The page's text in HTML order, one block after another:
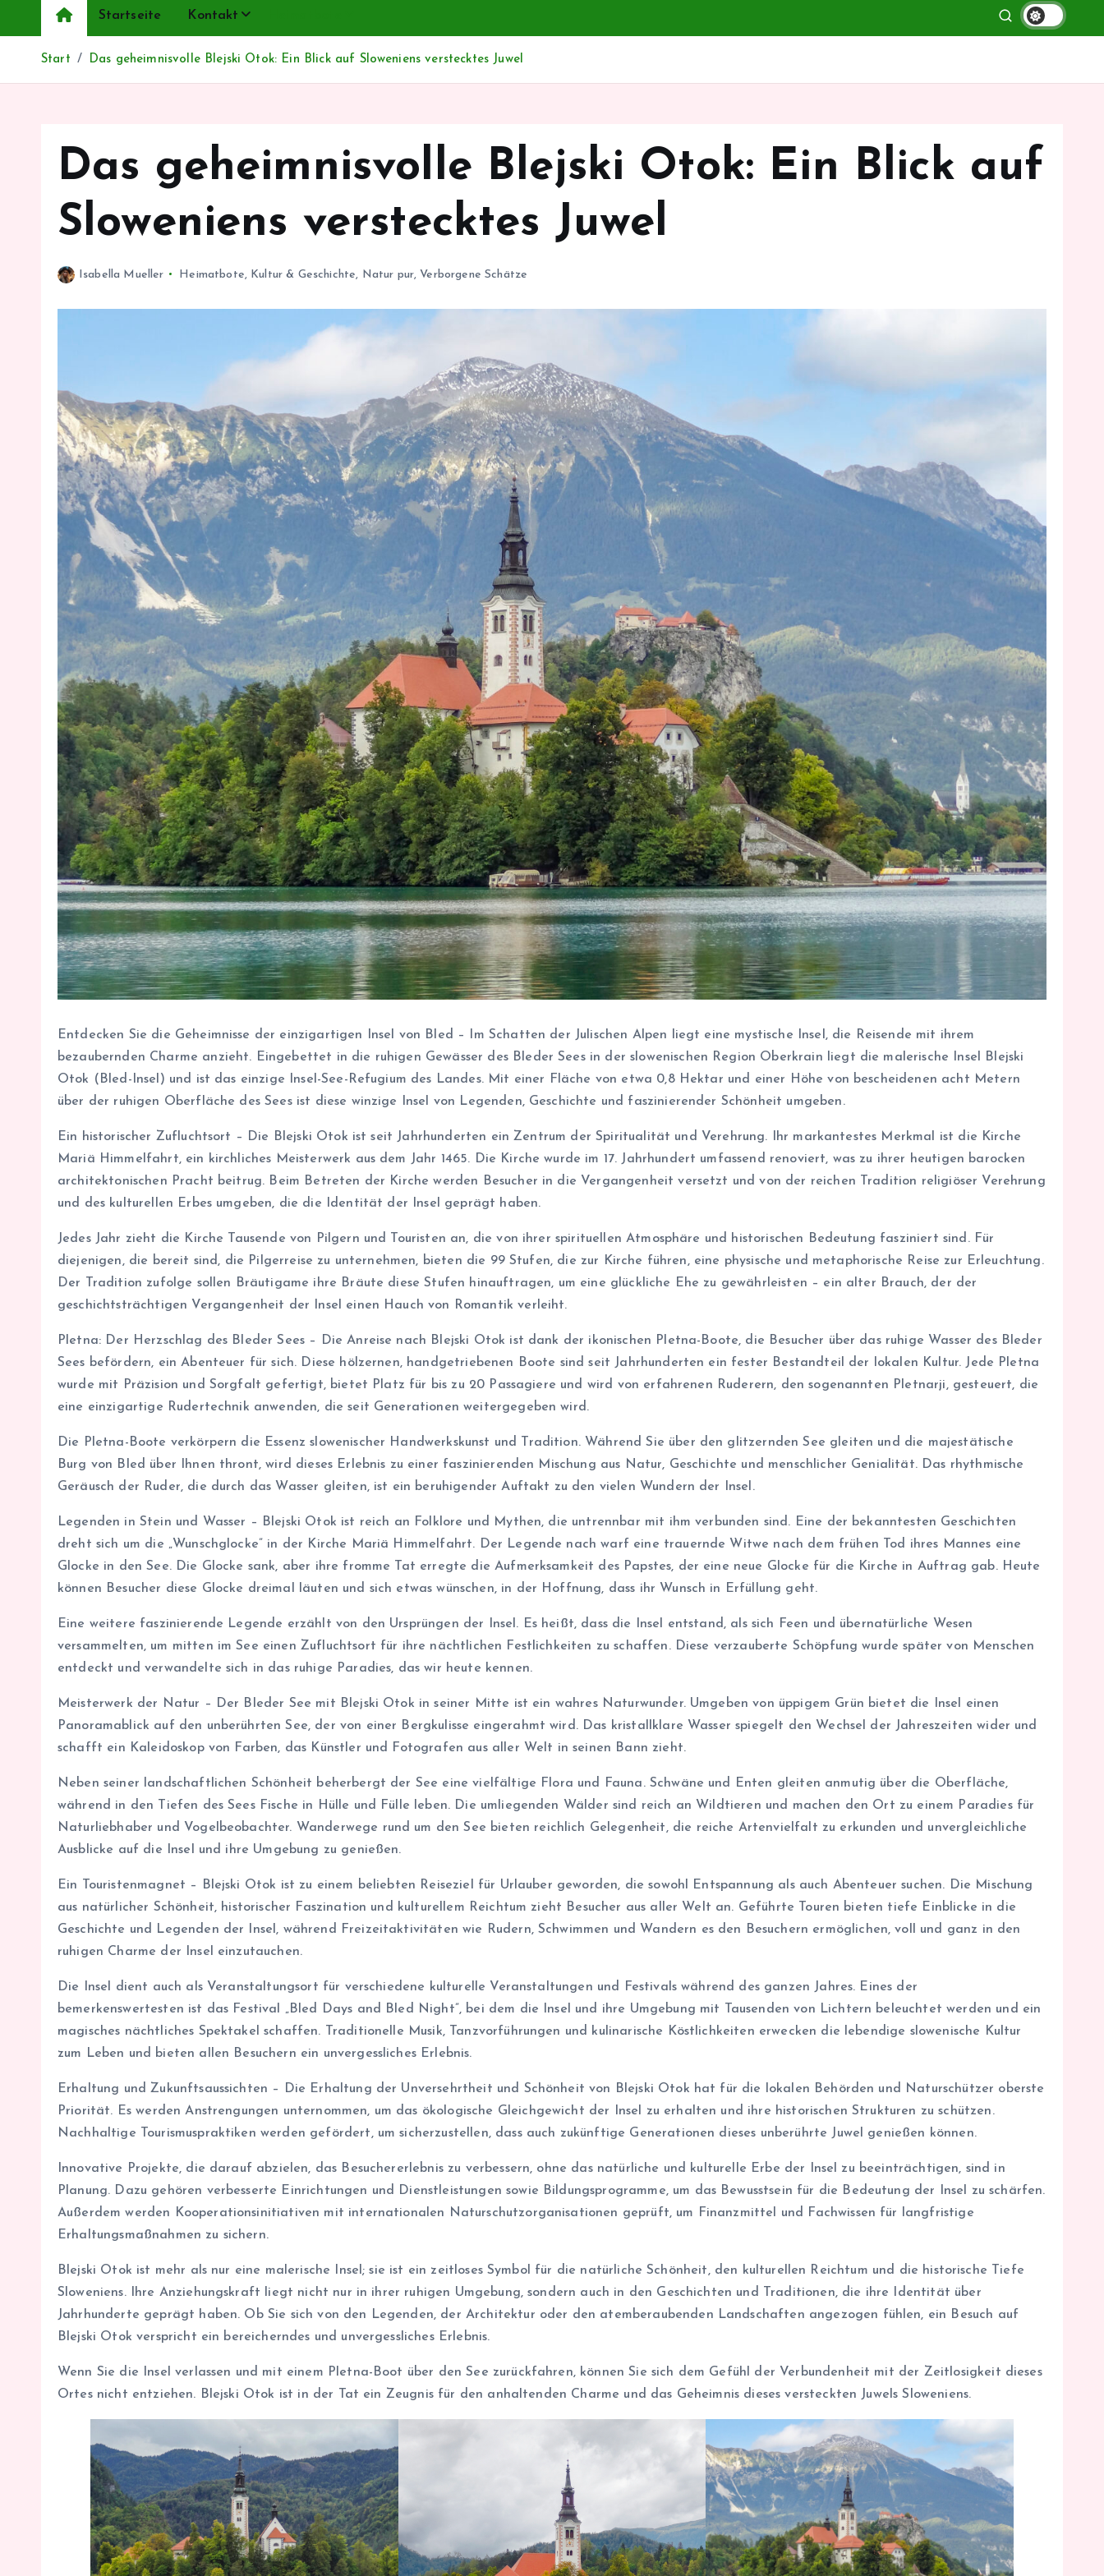
Startseite Kontakt
Start Das geheimnisvolle Blejski Otok: Ein Blick auf Sloweniens verstecktes Juwel
Das geheimnisvolle Blejski Otok: Ein Blick auf
Sloweniens verstecktes Juwel
Isabella Mueller Heimatbote, Kultur & Geschichte, Natur pur,Verborgene Schätze
Entdecken Sie die Geheimnisse der einzigartigen Insel von Bled – Im Schatten der Julischen Alpen liegt eine mystische Insel, die Reisende mit ihrem
bezaubernden Charme anzieht. Eingebettet in die ruhigen Gewässer des Bleder Sees in der slowenischen Region Oberkrain liegt die malerische Insel Blejski
Otok (Bled-Insel) und ist das einzige Insel-See-Refugium des Landes. Mit einer Fläche von etwa 0,8 Hektar und einer Höhe von bescheidenen acht Metern
über der ruhigen Oberfläche des Sees ist diese winzige Insel von Legenden, Geschichte und faszinierender Schönheit umgeben.
Ein historischer Zufluchtsort – Die Blejski Otok ist seit Jahrhunderten ein Zentrum der Spiritualität und Verehrung. Ihr markantestes Merkmal ist die Kirche
Mariä Himmelfahrt, ein kirchliches Meisterwerk aus dem Jahr 1465. Die Kirche wurde im 17. Jahrhundert umfassend renoviert, was zu ihrer heutigen barocken
architektonischen Pracht beitrug. Beim Betreten der Kirche werden Besucher in die Vergangenheit versetzt und von der reichen Tradition religiöser Verehrung
und des kulturellen Erbes umgeben, die die Identität der Insel geprägt haben.
Jedes Jahr zieht die Kirche Tausende von Pilgern und Touristen an, die von ihrer spirituellen Atmosphäre und historischen Bedeutung fasziniert sind. Für
diejenigen, die bereit sind, die Pilgerreise zu unternehmen, bieten die 99 Stufen, die zur Kirche führen, eine physische und metaphorische Reise zur Erleuchtung.
Der Tradition zufolge sollen Bräutigame ihre Bräute diese Stufen hinauftragen, um eine glückliche Ehe zu gewährleisten – ein alter Brauch, der der
geschichtsträchtigen Vergangenheit der Insel einen Hauch von Romantik verleiht.
Pletna: Der Herzschlag des Bleder Sees – Die Anreise nach Blejski Otok ist dank der ikonischen Pletna-Boote, die Besucher über das ruhige Wasser des Bleder
Sees befördern, ein Abenteuer für sich. Diese hölzernen, handgetriebenen Boote sind seit Jahrhunderten ein fester Bestandteil der lokalen Kultur. Jede Pletna
wurde mit Präzision und Sorgfalt gefertigt, bietet Platz für bis zu 20 Passagiere und wird von erfahrenen Ruderern, den sogenannten Pletnarji, gesteuert, die
eine einzigartige Rudertechnik anwenden, die seit Generationen weitergegeben wird.
Die Pletna-Boote verkörpern die Essenz slowenischer Handwerkskunst und Tradition. Während Sie über den glitzernden See gleiten und die majestätische
Burg von Bled über Ihnen thront, wird dieses Erlebnis zu einer faszinierenden Mischung aus Natur, Geschichte und menschlicher Genialität. Das rhythmische
Geräusch der Ruder, die durch das Wasser gleiten, ist ein beruhigender Auftakt zu den vielen Wundern der Insel.
Legenden in Stein und Wasser – Blejski Otok ist reich an Folklore und Mythen, die untrennbar mit ihm verbunden sind. Eine der bekanntesten Geschichten
dreht sich um die „Wunschglocke” in der Kirche Mariä Himmelfahrt. Der Legende nach warf eine trauernde Witwe nach dem frühen Tod ihres Mannes eine
Glocke in den See. Die Glocke sank, aber ihre fromme Tat erregte die Aufmerksamkeit des Papstes, der eine neue Glocke für die Kirche in Auftrag gab. Heute
können Besucher diese Glocke dreimal läuten und sich etwas wünschen, in der Hoffnung, dass ihr Wunsch in Erfüllung geht.
Eine weitere faszinierende Legende erzählt von den Ursprüngen der Insel. Es heißt, dass die Insel entstand, als sich Feen und übernatürliche Wesen
versammelten, um mitten im See einen Zufluchtsort für ihre nächtlichen Festlichkeiten zu schaffen. Diese verzauberte Schöpfung wurde später von Menschen
entdeckt und verwandelte sich in das ruhige Paradies, das wir heute kennen.
Meisterwerk der Natur – Der Bleder See mit Blejski Otok in seiner Mitte ist ein wahres Naturwunder. Umgeben von üppigem Grün bietet die Insel einen
Panoramablick auf den unberührten See, der von einer Bergkulisse eingerahmt wird. Das kristallklare Wasser spiegelt den Wechsel der Jahreszeiten wider und
schafft ein Kaleidoskop von Farben, das Künstler und Fotografen aus aller Welt in seinen Bann zieht.
Neben seiner landschaftlichen Schönheit beherbergt der See eine vielfältige Flora und Fauna. Schwäne und Enten gleiten anmutig über die Oberfläche,
während in den Tiefen des Sees Fische in Hülle und Fülle leben. Die umliegenden Wälder sind reich an Wildtieren und machen den Ort zu einem Paradies für
Naturliebhaber und Vogelbeobachter. Wanderwege rund um den See bieten reichlich Gelegenheit, die reiche Artenvielfalt zu erkunden und unvergleichliche
Ausblicke auf die Insel und ihre Umgebung zu genießen.
Ein Touristenmagnet – Blejski Otok ist zu einem beliebten Reiseziel für Urlauber geworden, die sowohl Entspannung als auch Abenteuer suchen. Die Mischung
aus natürlicher Schönheit, historischer Faszination und kulturellem Reichtum zieht Besucher aus aller Welt an. Geführte Touren bieten tiefe Einblicke in die
Geschichte und Legenden der Insel, während Freizeitaktivitäten wie Rudern, Schwimmen und Wandern es den Besuchern ermöglichen, voll und ganz in den
ruhigen Charme der Insel einzutauchen.
Die Insel dient auch als Veranstaltungsort für verschiedene kulturelle Veranstaltungen und Festivals während des ganzen Jahres. Eines der
bemerkenswertesten ist das Festival „Bled Days and Bled Night”, bei dem die Insel und ihre Umgebung mit Tausenden von Lichtern beleuchtet werden und ein
magisches nächtliches Spektakel schaffen. Traditionelle Musik, Tanzvorführungen und kulinarische Köstlichkeiten erwecken die lebendige slowenische Kultur
zum Leben und bieten allen Besuchern ein unvergessliches Erlebnis.
Erhaltung und Zukunftsaussichten – Die Erhaltung der Unversehrtheit und Schönheit von Blejski Otok hat für die lokalen Behörden und Naturschützer oberste
Priorität. Es werden Anstrengungen unternommen, um das ökologische Gleichgewicht der Insel zu erhalten und ihre historischen Strukturen zu schützen.
Nachhaltige Tourismuspraktiken werden gefördert, um sicherzustellen, dass auch zukünftige Generationen dieses unberührte Juwel genießen können.
Innovative Projekte, die darauf abzielen, das Besuchererlebnis zu verbessern, ohne das natürliche und kulturelle Erbe der Insel zu beeinträchtigen, sind in
Planung. Dazu gehören verbesserte Einrichtungen und Dienstleistungen sowie Bildungsprogramme, um das Bewusstsein für die Bedeutung der Insel zu schärfen.
Außerdem werden Kooperationsinitiativen mit internationalen Naturschutzorganisationen geprüft, um Finanzmittel und Fachwissen für langfristige
Erhaltungsmaßnahmen zu sichern.
Blejski Otok ist mehr als nur eine malerische Insel; sie ist ein zeitloses Symbol für die natürliche Schönheit, den kulturellen Reichtum und die historische Tiefe
Sloweniens. Ihre Anziehungskraft liegt nicht nur in ihrer ruhigen Umgebung, sondern auch in den Geschichten und Traditionen, die ihre Identität über
Jahrhunderte geprägt haben. Ob Sie sich von den Legenden, der Architektur oder den atemberaubenden Landschaften angezogen fühlen, ein Besuch auf
Blejski Otok verspricht ein bereicherndes und unvergessliches Erlebnis.
Wenn Sie die Insel verlassen und mit einem Pletna-Boot über den See zurückfahren, können Sie sich dem Gefühl der Verbundenheit mit der Zeitlosigkeit dieses
Ortes nicht entziehen. Blejski Otok ist in der Tat ein Zeugnis für den anhaltenden Charme und das Geheimnis dieses versteckten Juwels Sloweniens.